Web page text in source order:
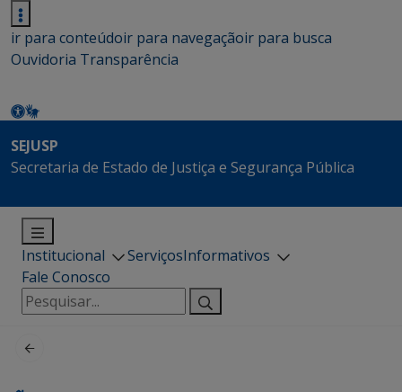
ir para conteúdoir para navegaçãoir para busca
Ouvidoria Transparência
SEJUSP
Secretaria de Estado de Justiça e Segurança Pública
Institucional ServiçosInformativos
Fale Conosco
Pesquisar
por: